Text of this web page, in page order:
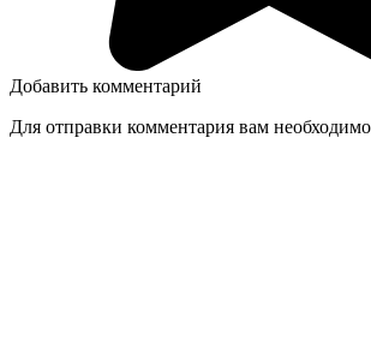
Добавить комментарий
Для отправки комментария вам необходимо